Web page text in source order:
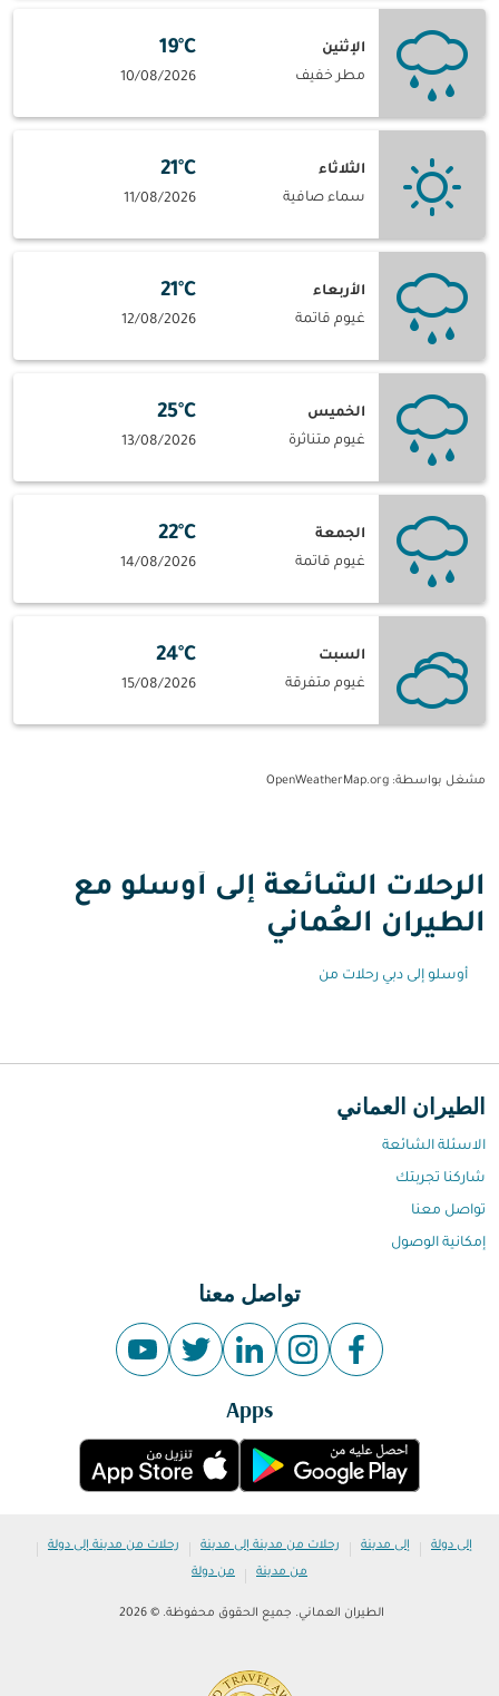
الإثنين
مطر خفيف
19°C
10/08/2026
الثلاثاء
سماء صافية
21°C
11/08/2026
الأربعاء
غيوم قاتمة
21°C
12/08/2026
الخميس
غيوم متناثرة
25°C
13/08/2026
الجمعة
غيوم قاتمة
22°C
14/08/2026
السبت
غيوم متفرقة
24°C
15/08/2026
مشغل بواسطة: OpenWeatherMap.org
الرحلات الشائعة إلى أوسلو مع
الطيران العُماني
أوسلو إلى دبي رحلات من
الطيران العماني
الاسئلة الشائعة
شاركنا تجربتك
تواصل معنا
إمكانية الوصول
تواصل معنا
Apps
إلى دولة | إلى مدينة | رحلات من مدينة إلى مدينة | رحلات من مدينة إلى دولة |
من مدينة | من دولة
الطيران العماني. جميع الحقوق محفوظة. © 2026